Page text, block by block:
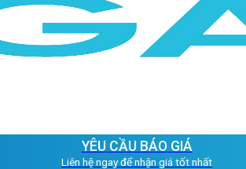
YÊU CẦU BÁO GIÁ
Liên hệ ngay để nhận giá tốt nhất